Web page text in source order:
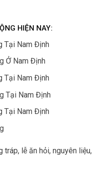
HIỆN NAY:
Tại Nam Định
Ở Nam Định
Tại Nam Định
Tại Nam Định
Tại Nam Định
lễ ăn hỏi, nguyên liệu,